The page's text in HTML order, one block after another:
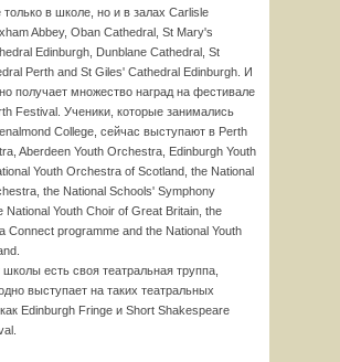
только в школе, но и в залах Carlisle
Abbey, Oban Cathedral, St Mary's
Edinburgh, Dunblane Cathedral, St
Perth and St Giles' Cathedral Edinburgh. И
получает множество наград на фестивале
Festival. Ученики, которые занимались
College, сейчас выступают в Perth
Aberdeen Youth Orchestra, Edinburgh Youth
Youth Orchestra of Scotland, the National
the National Schools' Symphony
National Youth Choir of Great Britain, the
Connect programme and the National Youth
школы есть своя театральная труппа,
выступает на таких театральных
Edinburgh Fringe и Short Shakespeare